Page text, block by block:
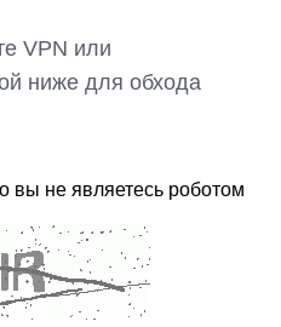
VPN или
ниже для обхода
вы не являетесь роботом